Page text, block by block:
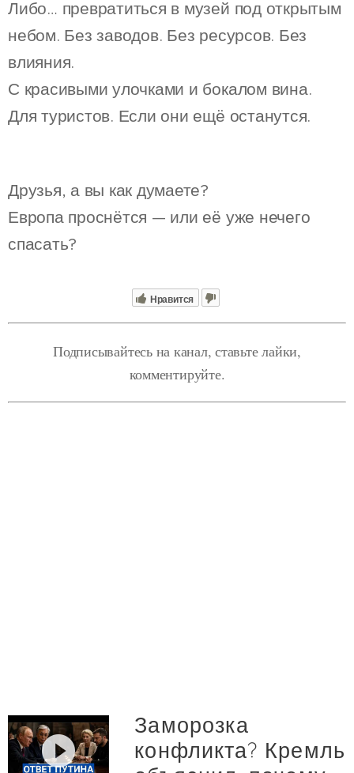
Либо… превратиться в музей под открытым
небом. Без заводов. Без ресурсов. Без
влияния.
С красивыми улочками и бокалом вина.
Для туристов. Если они ещё останутся.
Друзья, а вы как думаете?
Европа проснётся — или её уже нечего
спасать?
Нравится
Подписывайтесь на канал, ставьте лайки,
комментируйте.
Заморозка
конфликта? Кремль